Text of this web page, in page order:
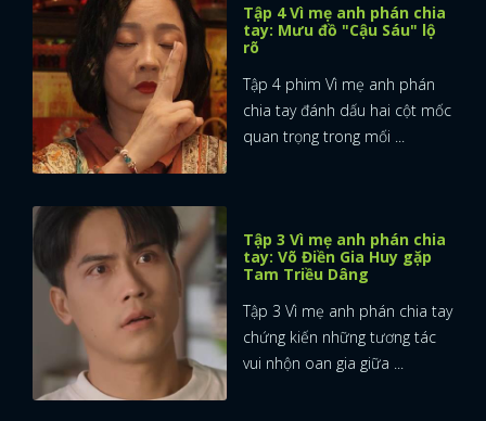
Tập 4 Vì mẹ anh phán chia
tay: Mưu đồ "Cậu Sáu" lộ
rõ
Tập 4 phim Vì mẹ anh phán
chia tay đánh dấu hai cột mốc
quan trọng trong mối ...
Tập 3 Vì mẹ anh phán chia
tay: Võ Điền Gia Huy gặp
Tam Triều Dâng
Tập 3 Vì mẹ anh phán chia tay
chứng kiến những tương tác
vui nhộn oan gia giữa ...